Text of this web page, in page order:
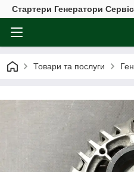
Стартери Генератори Сервіс
Товари та послуги